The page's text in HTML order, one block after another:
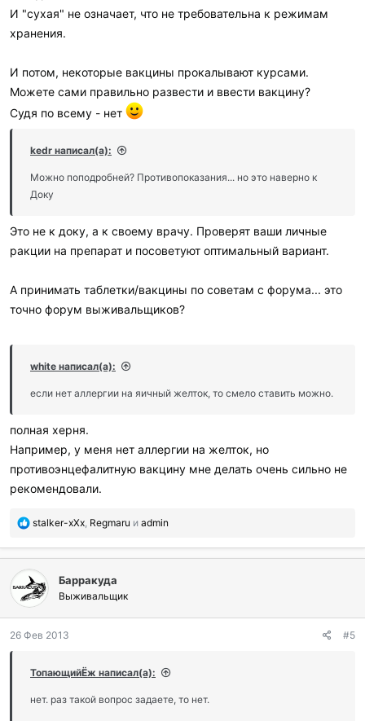
И "сухая" не означает, что не требовательна к режимам
хранения.
И потом, некоторые вакцины прокалывают курсами.
Можете сами правильно развести и ввести вакцину?
Судя по всему - нет
kedr написал(а):
Можно поподробней? Противопоказания... но это наверно к
Доку
Это не к доку, а к своему врачу. Проверят ваши личные
ракции на препарат и посоветуют оптимальный вариант.
А принимать таблетки/вакцины по советам с форума... это
точно форум выживальщиков?
white написал(а):
если нет аллергии на яичный желток, то смело ставить можно.
полная херня.
Например, у меня нет аллергии на желток, но
противоэнцефалитную вакцину мне делать очень сильно не
рекомендовали.
П
б
а
г
о
а
и
и
stalker-xXx, Regmaru и admin
Барракуда
Выживальщик
26 Фев 2013 #5
ТопающийЁж написал(а):
нет. раз такой вопрос задаете, то нет.